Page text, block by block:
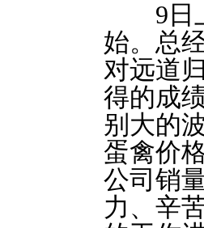
9日上
始。总
对远道
得的成
别大的
蛋禽价
公司销
力、辛